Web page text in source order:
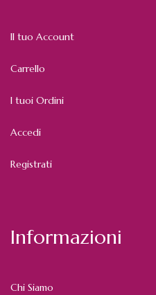
Il tuo Account
Carrello
I tuoi Ordini
Accedi
Registrati
Informazioni
Chi Siamo